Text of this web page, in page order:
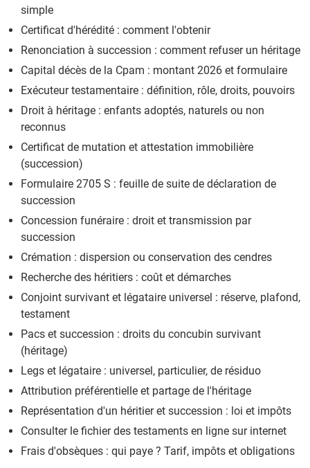
simple
Certificat d'hérédité : comment l'obtenir
Renonciation à succession : comment refuser un héritage
Capital décès de la Cpam : montant 2026 et formulaire
Exécuteur testamentaire : définition, rôle, droits, pouvoirs
Droit à héritage : enfants adoptés, naturels ou non
reconnus
Certificat de mutation et attestation immobilière
(succession)
Formulaire 2705 S : feuille de suite de déclaration de
succession
Concession funéraire : droit et transmission par
succession
Crémation : dispersion ou conservation des cendres
Recherche des héritiers : coût et démarches
Conjoint survivant et légataire universel : réserve, plafond,
testament
Pacs et succession : droits du concubin survivant
(héritage)
Legs et légataire : universel, particulier, de résiduo
Attribution préférentielle et partage de l'héritage
Représentation d'un héritier et succession : loi et impôts
Consulter le fichier des testaments en ligne sur internet
Frais d'obsèques : qui paye ? Tarif, impôts et obligations